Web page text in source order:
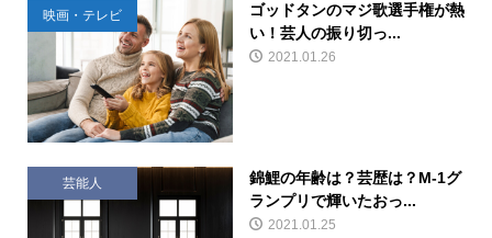
映画・テレビ
ゴッドタンのマジ歌選手権が熱
い！芸人の振り切っ...
2021.01.26
芸能人
錦鯉の年齢は？芸歴は？M-1グ
ランプリで輝いたおっ...
2021.01.25